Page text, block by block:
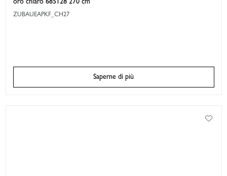
oro chiaro 685128 270 cm
ZUBAUEAPKF_CH27
Saperne di più